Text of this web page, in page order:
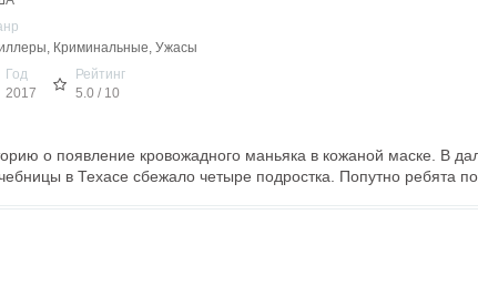
Криминальные, Ужасы
Год
2017
Рейтинг
5.0 / 10
о появление кровожадного маньяка в кожаной маске. В
в Техасе сбежало четыре подростка. Попутно ребята